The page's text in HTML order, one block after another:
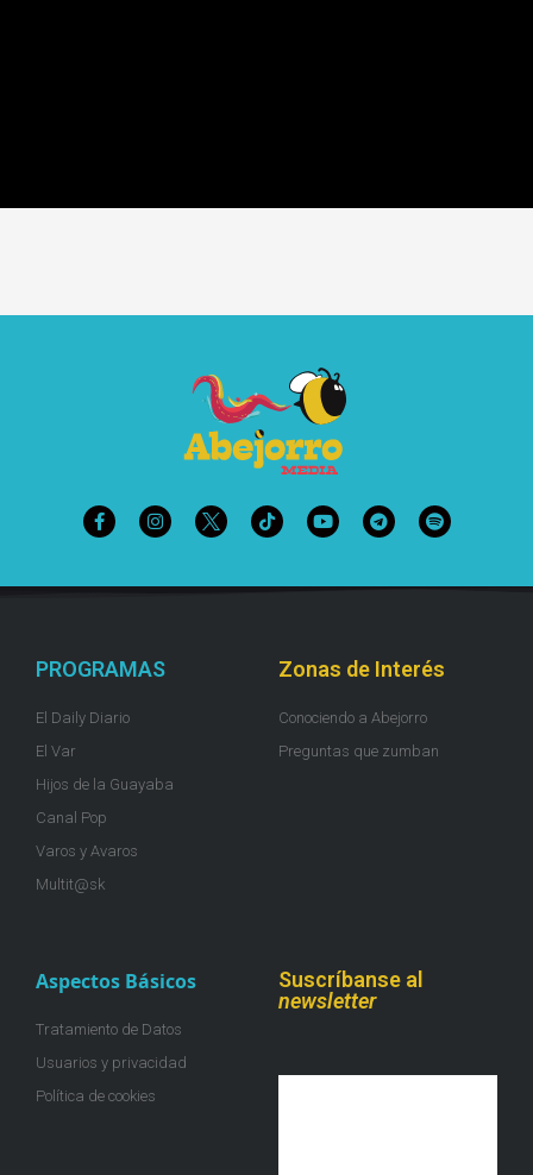
PROGRAMAS
El Daily Diario
El Var
Hijos de la Guayaba
Canal Pop
Varos y Avaros
Multit@sk
Zonas de Interés
Conociendo a Abejorro
Preguntas que zumban
Aspectos Básicos
Tratamiento de Datos
Usuarios y privacidad
Política de cookies
Suscríbanse al
newsletter